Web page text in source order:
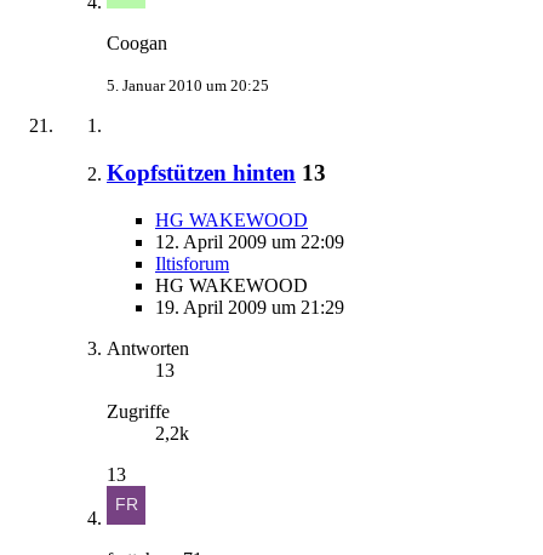
Coogan
5. Januar 2010 um 20:25
Kopfstützen hinten 13
HG WAKEWOOD
12. April 2009 um 22:09
Iltisforum
HG WAKEWOOD
19. April 2009 um 21:29
Antworten
13
Zugriffe
2,2k
13